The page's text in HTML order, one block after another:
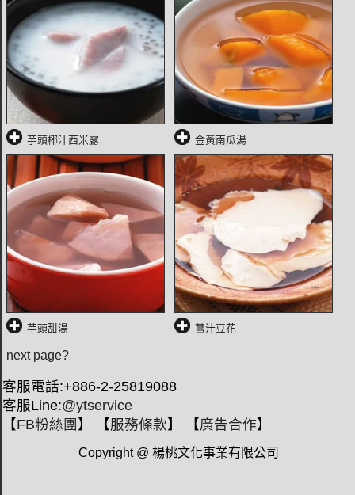
芋頭椰汁西米露 金黃南瓜湯
芋頭甜湯 薑汁豆花
next page?
客服電話:+886-2-25819088
客服Line:@ytservice
【FB粉絲團 】 【服務條款】 【廣告合作】
Copyright @ 楊桃文化事業有限公司